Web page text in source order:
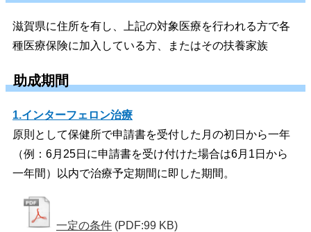
滋賀県に住所を有し、上記の対象医療を行われる方で各
種医療保険に加入している方、またはその扶養家族
助成期間
1.インターフェロン治療
原則として保健所で申請書を受付した月の初日から一年
（例：6月25日に申請書を受け付けた場合は6月1日から
一年間）以内で治療予定期間に即した期間。
一定の条件 (PDF:99 KB)